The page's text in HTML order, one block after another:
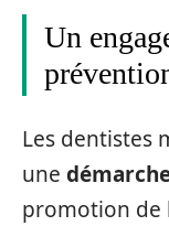
Un
Les dentistes
une
promotion de